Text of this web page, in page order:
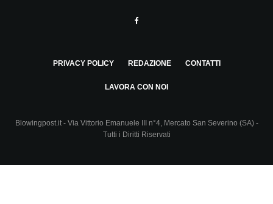
PRIVACY POLICY REDAZIONE CONTATTI
LAVORA CON NOI
Blowingpost.it - Via Vittorio Emanuele III n°4, Mercato San Severino (SA) -
Tutti i Diritti Riservati